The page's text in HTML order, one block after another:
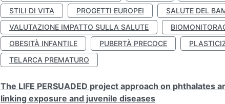
STILI DI VITA
PROGETTI EUROPEI SALUTE DEL
VALUTAZIONE IMPATTO SULLA SALUTE
OBESITÀ INFANTILE
PUBERTÀ PRECOCE
TELARCA PREMATURO
The LIFE PERSUADED project approach on
linking exposure and juvenile diseases